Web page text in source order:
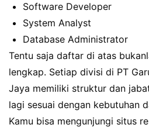
Software Developer
System Analyst
Database Administrator
Tentu saja daftar di atas
lengkap. Setiap divisi di PT
Jaya memiliki struktur dan
lagi sesuai dengan kebutuhan
Kamu bisa mengunjungi situs